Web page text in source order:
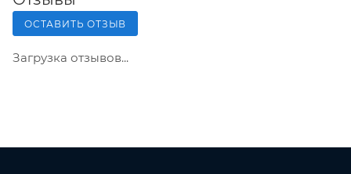
ОСТАВИТЬ ОТЗЫВ
Загрузка отзывов...